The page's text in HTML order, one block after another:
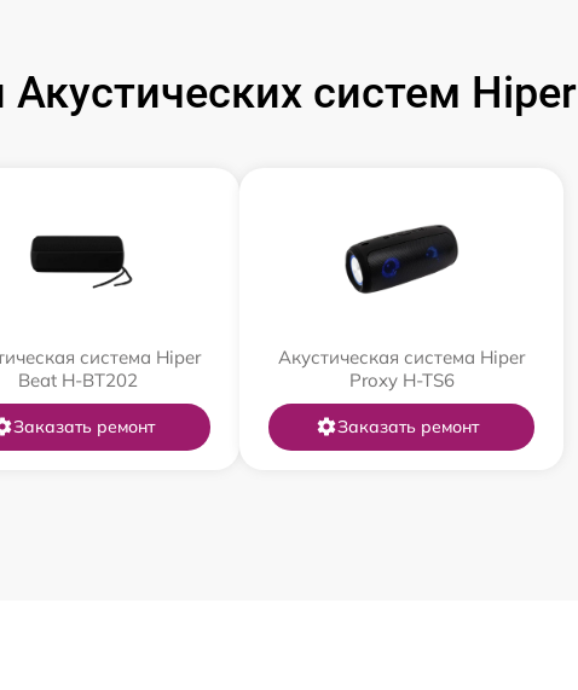
систем Hiper
система Hiper
Beat H-BT202
Заказать ремонт
Акустическая система Hiper
Proxy H-TS6
Заказать ремонт